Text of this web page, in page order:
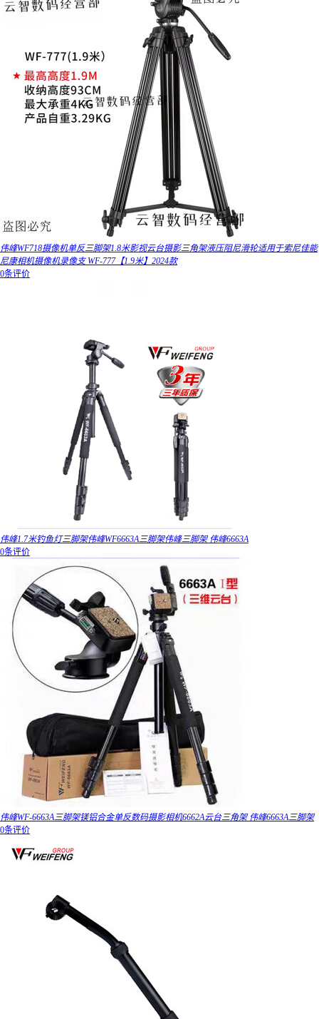
伟峰WF718摄像机单反三脚架1.8米影视云台摄影三角架液压阻尼滑轮适用于索尼佳能
尼康相机摄像机录像支 WF-777【1.9米】2024款
0条评价
伟峰1.7米钓鱼灯三脚架伟峰WF6663A三脚架伟峰三脚架 伟峰6663A
0条评价
伟峰WF-6663A三脚架镁铝合金单反数码摄影相机6662A云台三角架 伟峰6663A三脚架
0条评价